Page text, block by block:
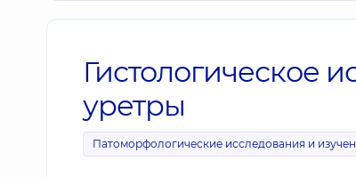
Гистологическое
уретры
Патоморфологические исследования и